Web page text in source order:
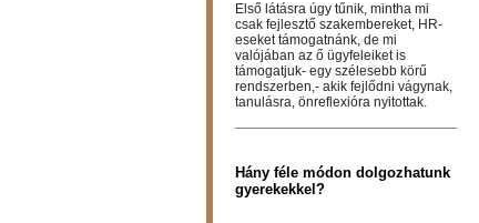
Első látásra úgy tűnik, mintha mi
csak fejlesztő szakembereket, HR-
eseket támogatnánk, de mi
valójában az ő ügyfeleiket is
támogatjuk- egy szélesebb körű
rendszerben,- akik fejlődni vágynak,
tanulásra, önreflexióra nyitottak.
Hány féle módon dolgozhatunk
gyerekekkel?